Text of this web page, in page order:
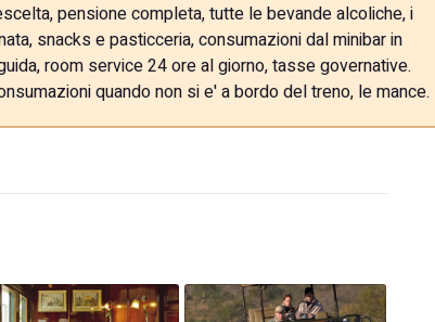
pensione completa, tutte le bevande alcoliche, i
snacks e pasticceria, consumazioni dal minibar in
room service 24 ore al giorno, tasse governative.
quando non si e' a bordo del treno, le mance.